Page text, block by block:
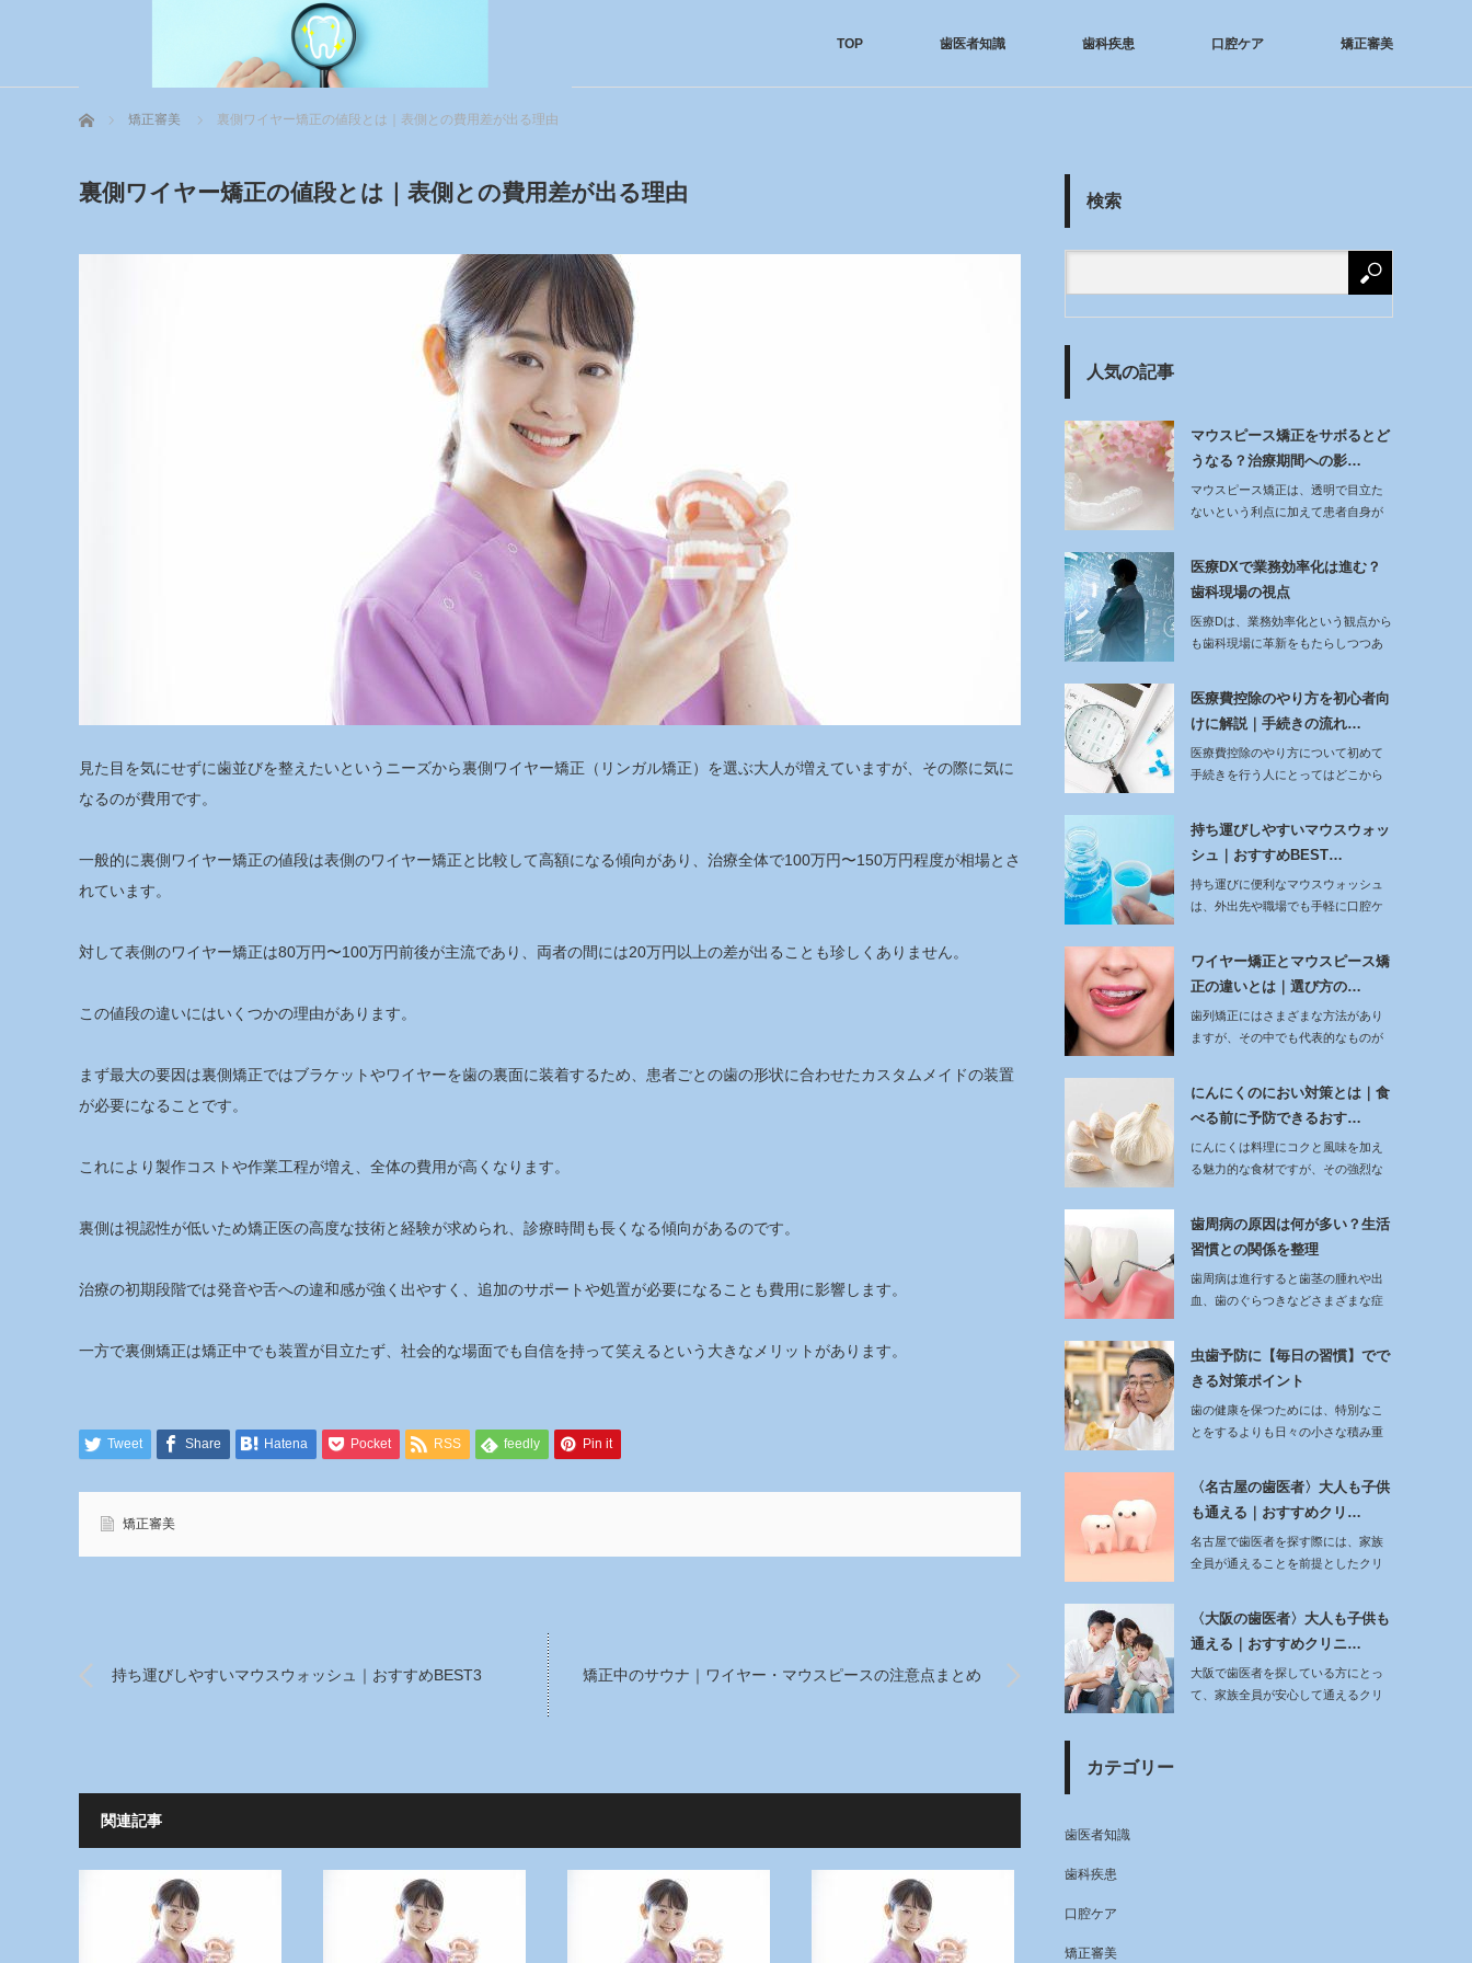
TOP 歯医者知識 歯科疾患 口腔ケア 矯正審美
ホーム 矯正審美 裏側ワイヤー矯正の値段とは｜表側との費用差が出る理由
裏側ワイヤー矯正の値段とは｜表側との費用差が出る理由
見た目を気にせずに歯並びを整えたいというニーズから裏側ワイヤー矯正（リンガル矯正）を選ぶ大人が増えていますが、その際に気に
なるのが費用です。
一般的に裏側ワイヤー矯正の値段は表側のワイヤー矯正と比較して高額になる傾向があり、治療全体で100万円〜150万円程度が相場とさ
れています。
対して表側のワイヤー矯正は80万円〜100万円前後が主流であり、両者の間には20万円以上の差が出ることも珍しくありません。
この値段の違いにはいくつかの理由があります。
まず最大の要因は裏側矯正ではブラケットやワイヤーを歯の裏面に装着するため、患者ごとの歯の形状に合わせたカスタムメイドの装置
が必要になることです。
これにより製作コストや作業工程が増え、全体の費用が高くなります。
裏側は視認性が低いため矯正医の高度な技術と経験が求められ、診療時間も長くなる傾向があるのです。
治療の初期段階では発音や舌への違和感が強く出やすく、追加のサポートや処置が必要になることも費用に影響します。
一方で裏側矯正は矯正中でも装置が目立たず、社会的な場面でも自信を持って笑えるという大きなメリットがあります。
Tweet Share Hatena Pocket RSS feedly Pin it
矯正審美
持ち運びしやすいマウスウォッシュ｜おすすめBEST3 矯正中のサウナ｜ワイヤー・マウスピースの注意点まとめ
関連記事
検索
人気の記事
マウスピース矯正をサボるとど
うなる？治療期間への影…
マウスピース矯正は、透明で目立た
ないという利点に加えて患者自身が
医療DXで業務効率化は進む？
歯科現場の視点
医療Dは、業務効率化という観点から
も歯科現場に革新をもたらしつつあ
医療費控除のやり方を初心者向
けに解説｜手続きの流れ…
医療費控除のやり方について初めて
手続きを行う人にとってはどこから
持ち運びしやすいマウスウォッ
シュ｜おすすめBEST…
持ち運びに便利なマウスウォッシュ
は、外出先や職場でも手軽に口腔ケ
ワイヤー矯正とマウスピース矯
正の違いとは｜選び方の…
歯列矯正にはさまざまな方法があり
ますが、その中でも代表的なものが
にんにくのにおい対策とは｜食
べる前に予防できるおす…
にんにくは料理にコクと風味を加え
る魅力的な食材ですが、その強烈な
歯周病の原因は何が多い？生活
習慣との関係を整理
歯周病は進行すると歯茎の腫れや出
血、歯のぐらつきなどさまざまな症
虫歯予防に【毎日の習慣】でで
きる対策ポイント
歯の健康を保つためには、特別なこ
とをするよりも日々の小さな積み重
〈名古屋の歯医者〉大人も子供
も通える｜おすすめクリ…
名古屋で歯医者を探す際には、家族
全員が通えることを前提としたクリ
〈大阪の歯医者〉大人も子供も
通える｜おすすめクリニ…
大阪で歯医者を探している方にとっ
て、家族全員が安心して通えるクリ
カテゴリー
歯医者知識
歯科疾患
口腔ケア
矯正審美